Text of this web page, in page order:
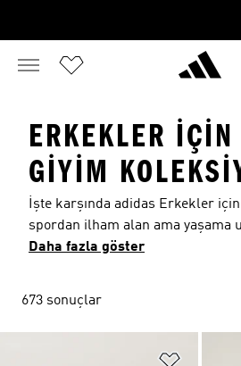
ERKEKLER IÇIN
GIYIM
İşte karşında adidas Erkekler
spordan ilham alan ama yaşama
tasarlanan erkeklere yönelik spor
hissetmeni sağlayan yollarla
faydalan. Gücünü açığa çıkar.
nesil erkek spor giyim ürünleriyle
Daha fazla göster
673 sonuçlar
Favori